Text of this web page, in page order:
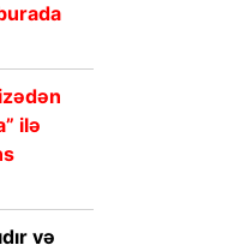
ilə
və